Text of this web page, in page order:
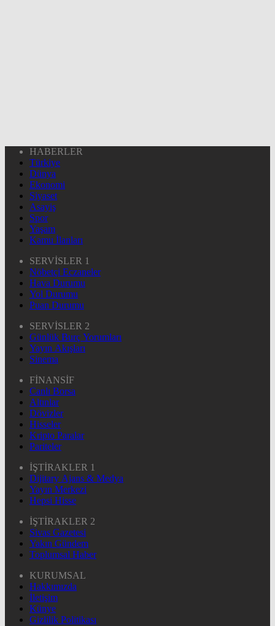
HABERLER
Türkiye
Dünya
Ekonomi
Siyaset
Asayiş
Spor
Yaşam
Kamu İlanları
SERVİSLER 1
Nöbetçi Eczaneler
Hava Durumu
Yol Durumu
Puan Durumu
SERVİSLER 2
Günlük Burç Yorumları
Yayın Akışları
Sinema
FİNANSİF
Canlı Borsa
Altınlar
Dövizler
Hisseler
Kripto Paralar
Pariteler
İŞTİRAKLER 1
Dijitary Ajans & Medya
Yayın Merkezi
Hepsi Hisse
İŞTİRAKLER 2
Sivas Gazetesi
Yakın Gündem
Toplumsal Haber
KURUMSAL
Hakkımızda
İletişim
Künye
Gizlilik Politikası